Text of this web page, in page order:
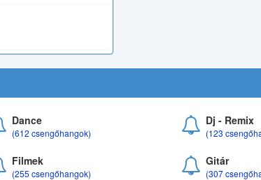
Dance
(612 csengőhangok)
Dj - Remix
(123
Filmek
(255 csengőhangok)
Gitár
(307